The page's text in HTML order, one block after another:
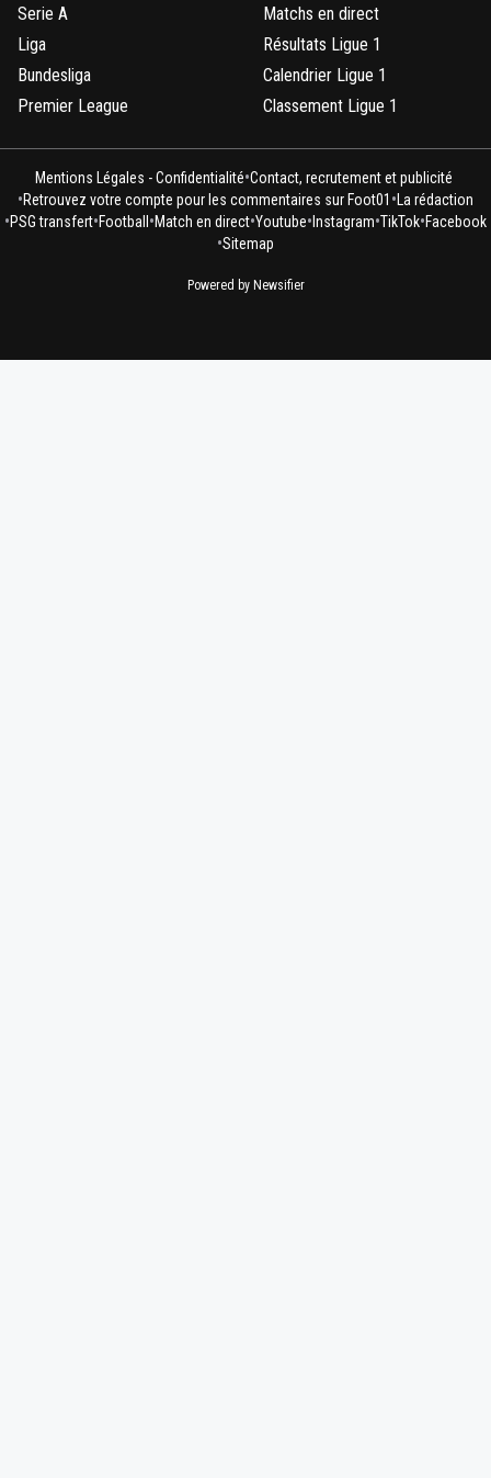
Serie A
Liga
Bundesliga
Premier League
Matchs en direct
Résultats Ligue 1
Calendrier Ligue 1
Classement Ligue 1
Mentions Légales - Confidentialité•Contact, recrutement et publicité
•Retrouvez votre compte pour les commentaires sur Foot01 •La rédaction
•PSG transfert•Football •Match en direct•Youtube• Instagram•TikTok•Facebook
•Sitemap
Powered by Newsifier